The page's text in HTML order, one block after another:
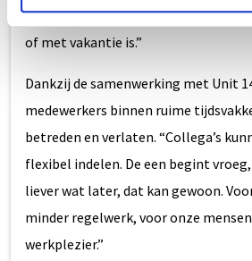
wanneer is of wat te doen als
of met vakantie is.”
Dankzij de samenwerking met Unit
medewerkers binnen ruime
betreden en verlaten. “Collega’s
flexibel indelen. De een begint
liever wat later, dat kan gewoon.
minder regelwerk, voor onze
werkplezier.”